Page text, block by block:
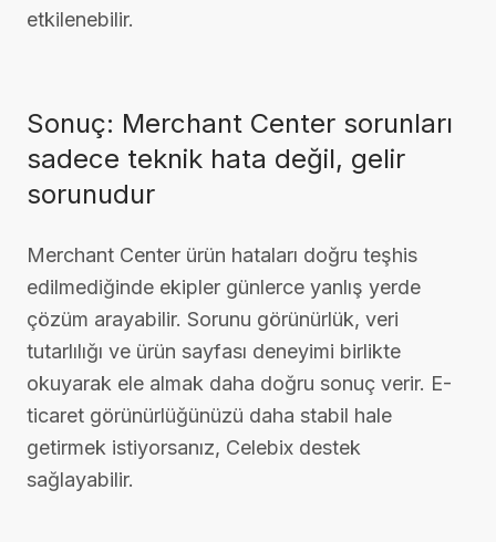
etkilenebilir.
Sonuç: Merchant Center sorunları
sadece teknik hata değil, gelir
sorunudur
Merchant Center ürün hataları doğru teşhis
edilmediğinde ekipler günlerce yanlış yerde
çözüm arayabilir. Sorunu görünürlük, veri
tutarlılığı ve ürün sayfası deneyimi birlikte
okuyarak ele almak daha doğru sonuç verir. E-
ticaret görünürlüğünüzü daha stabil hale
getirmek istiyorsanız, Celebix destek
sağlayabilir.